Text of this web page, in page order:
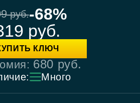
руб.-68%
руб.
КЛЮЧ
680 руб.
Много